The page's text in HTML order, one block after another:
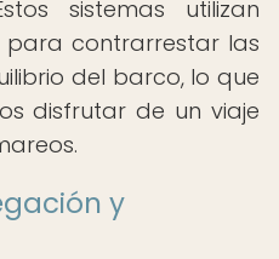
sistemas utilizan
contrarrestar las
del barco, lo que
disfrutar de un viaje
y